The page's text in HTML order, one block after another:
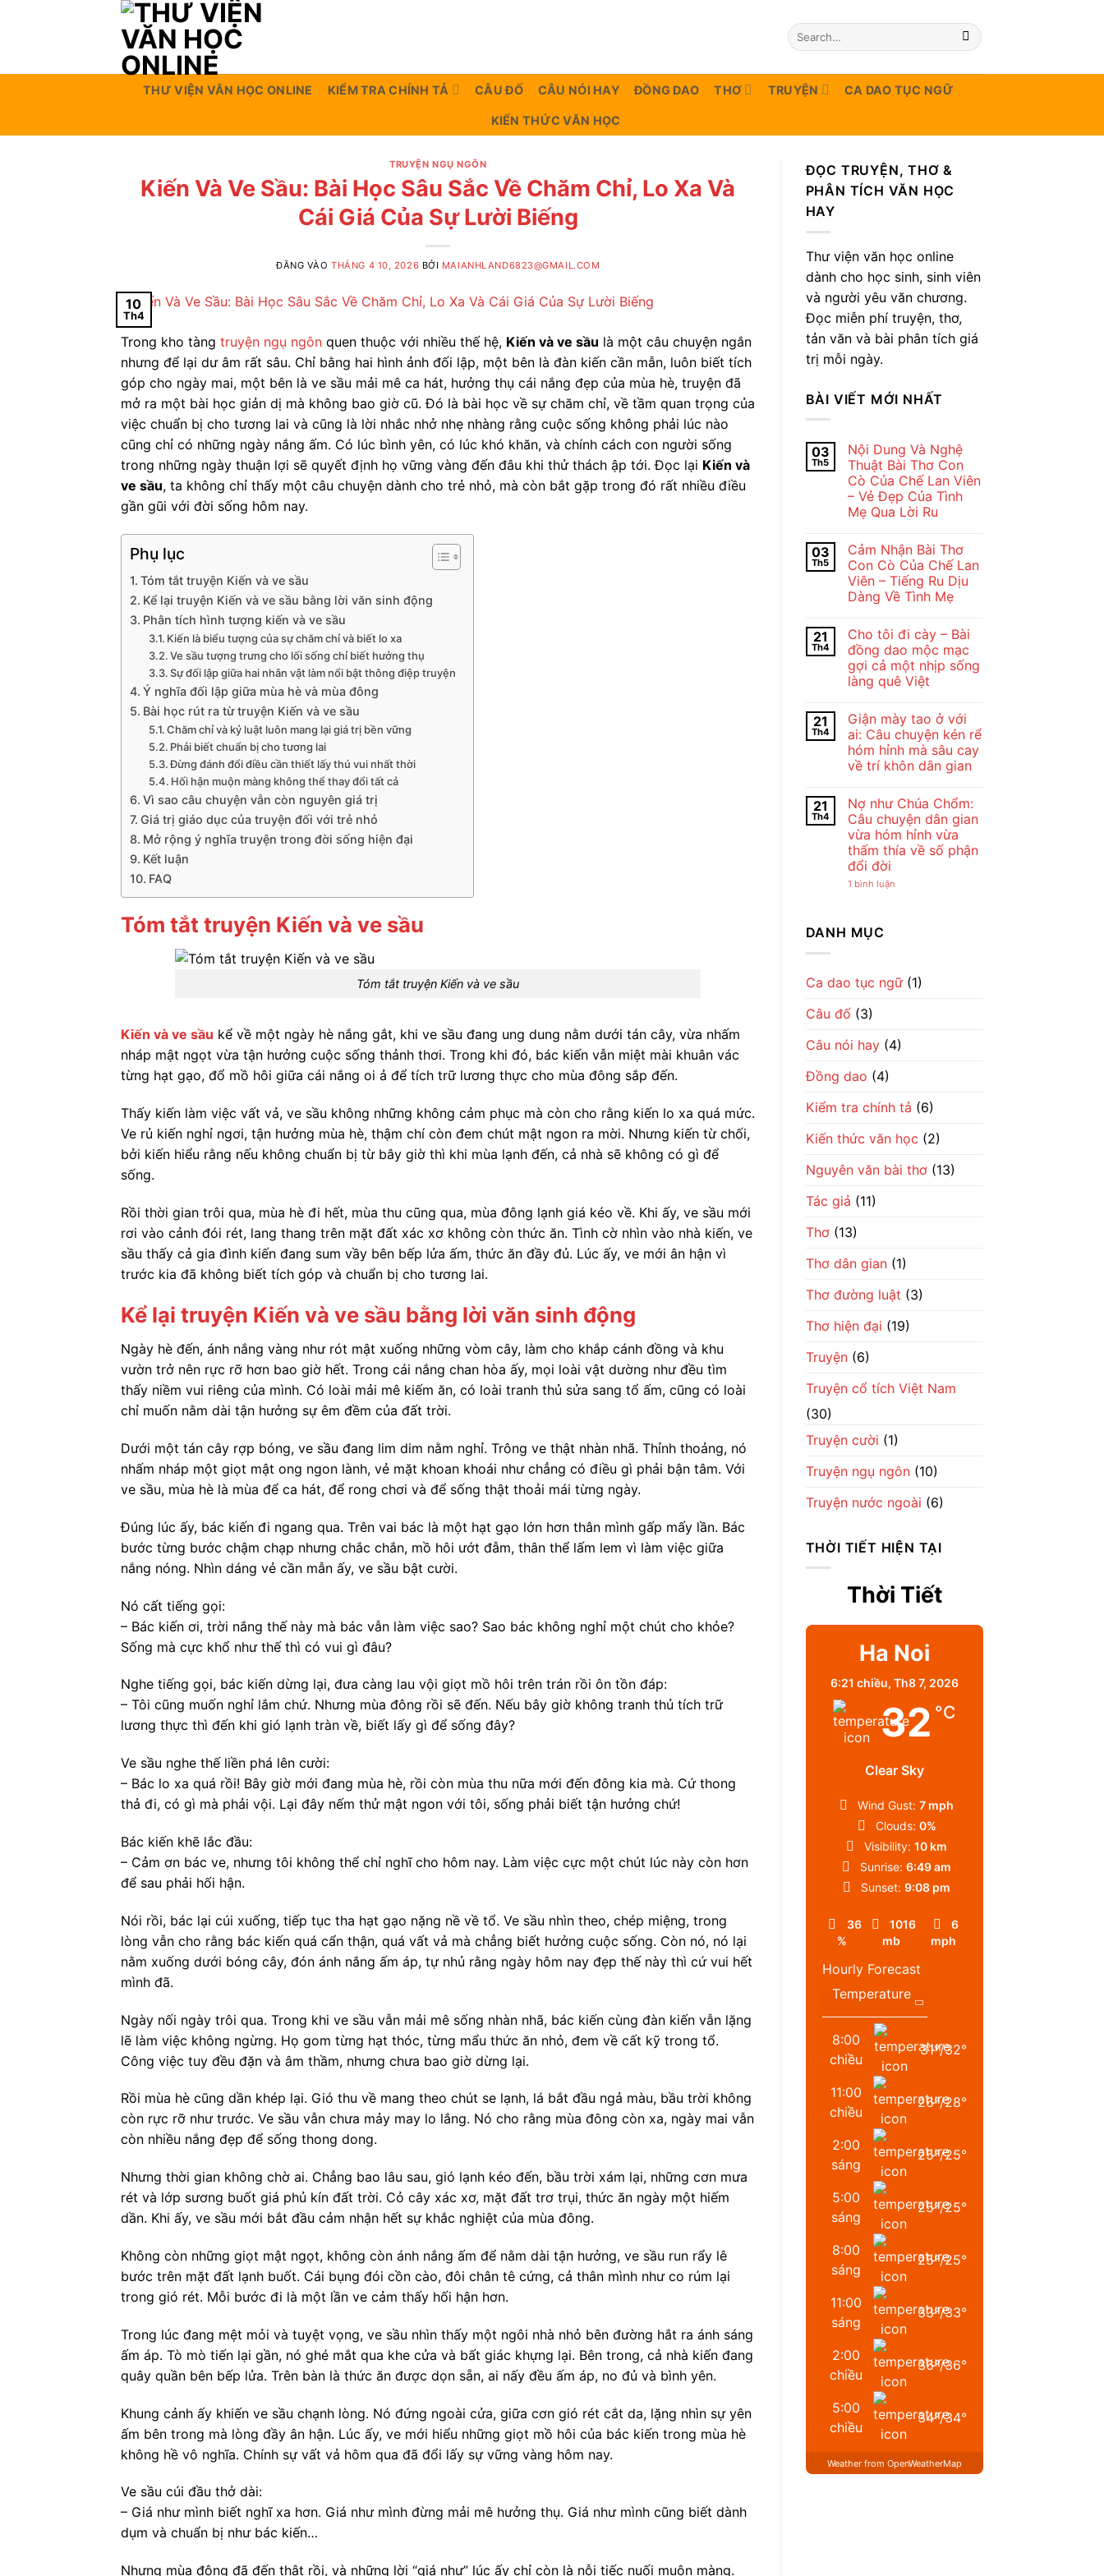
dung
THƯ VIỆN VĂN HỌC ONLINE KIỂM TRA CHÍNH TẢ CÂU ĐỐ CÂU NÓI HAY ĐỒNG DAO THƠ TRUYỆN CA DAO TỤC NGỮ
KIẾN THỨC VĂN HỌC
TRUYỆN NGỤ NGÔN
Kiến Và Ve Sầu: Bài Học Sâu Sắc Về Chăm Chỉ, Lo Xa Và
Cái Giá Của Sự Lười Biếng
ĐĂNG VÀOTHÁNG 4 10, 2026 BỞI MAIANHLAND6823@GMAIL.COM
10
Th4
Trong kho tàng truyện ngụ ngôn quen thuộc với nhiều thế hệ, Kiến và ve sầu là một câu chuyện ngắn
nhưng để lại dư âm rất sâu. Chỉ bằng hai hình ảnh đối lập, một bên là đàn kiến cần mẫn, luôn biết tích
góp cho ngày mai, một bên là ve sầu mải mê ca hát, hưởng thụ cái nắng đẹp của mùa hè, truyện đã
mở ra một bài học giản dị mà không bao giờ cũ. Đó là bài học về sự chăm chỉ, về tầm quan trọng của
việc chuẩn bị cho tương lai và cũng là lời nhắc nhở nhẹ nhàng rằng cuộc sống không phải lúc nào
cũng chỉ có những ngày nắng ấm. Có lúc bình yên, có lúc khó khăn, và chính cách con người sống
trong những ngày thuận lợi sẽ quyết định họ vững vàng đến đâu khi thử thách ập tới. Đọc lại Kiến và
ve sầu, ta không chỉ thấy một câu chuyện dành cho trẻ nhỏ, mà còn bắt gặp trong đó rất nhiều điều
gần gũi với đời sống hôm nay.
Phụ lục
Tóm tắt truyện Kiến và ve sầu
Kể lại truyện Kiến và ve sầu bằng lời văn sinh động
Phân tích hình tượng kiến và ve sầu
Kiến là biểu tượng của sự chăm chỉ và biết lo xa
Ve sầu tượng trưng cho lối sống chỉ biết hưởng thụ
Sự đối lập giữa hai nhân vật làm nổi bật thông điệp truyện
Ý nghĩa đối lập giữa mùa hè và mùa đông
Bài học rút ra từ truyện Kiến và ve sầu
Chăm chỉ và kỷ luật luôn mang lại giá trị bền vững
Phải biết chuẩn bị cho tương lai
Đừng đánh đổi điều cần thiết lấy thú vui nhất thời
Hối hận muộn màng không thể thay đổi tất cả
Vì sao câu chuyện vẫn còn nguyên giá trị
Giá trị giáo dục của truyện đối với trẻ nhỏ
Mở rộng ý nghĩa truyện trong đời sống hiện đại
Kết luận
FAQ
Tóm tắt truyện Kiến và ve sầu
Tóm tắt truyện Kiến và ve sầu
Kiến và ve sầu kể về một ngày hè nắng gắt, khi ve sầu đang ung dung nằm dưới tán cây, vừa nhấm
nháp mật ngọt vừa tận hưởng cuộc sống thảnh thơi. Trong khi đó, bác kiến vẫn miệt mài khuân vác
từng hạt gạo, đổ mồ hôi giữa cái nắng oi ả để tích trữ lương thực cho mùa đông sắp đến.
Thấy kiến làm việc vất vả, ve sầu không những không cảm phục mà còn cho rằng kiến lo xa quá mức.
Ve rủ kiến nghỉ ngơi, tận hưởng mùa hè, thậm chí còn đem chút mật ngon ra mời. Nhưng kiến từ chối,
bởi kiến hiểu rằng nếu không chuẩn bị từ bây giờ thì khi mùa lạnh đến, cả nhà sẽ không có gì để
sống.
Rồi thời gian trôi qua, mùa hè đi hết, mùa thu cũng qua, mùa đông lạnh giá kéo về. Khi ấy, ve sầu mới
rơi vào cảnh đói rét, lang thang trên mặt đất xác xơ không còn thức ăn. Tình cờ nhìn vào nhà kiến, ve
sầu thấy cả gia đình kiến đang sum vầy bên bếp lửa ấm, thức ăn đầy đủ. Lúc ấy, ve mới ân hận vì
trước kia đã không biết tích góp và chuẩn bị cho tương lai.
Kể lại truyện Kiến và ve sầu bằng lời văn sinh động
Ngày hè đến, ánh nắng vàng như rót mật xuống những vòm cây, làm cho khắp cánh đồng và khu
vườn trở nên rực rỡ hơn bao giờ hết. Trong cái nắng chan hòa ấy, mọi loài vật dường như đều tìm
thấy niềm vui riêng của mình. Có loài mải mê kiếm ăn, có loài tranh thủ sửa sang tổ ấm, cũng có loài
chỉ muốn nằm dài tận hưởng sự êm đềm của đất trời.
Dưới một tán cây rợp bóng, ve sầu đang lim dim nằm nghỉ. Trông ve thật nhàn nhã. Thỉnh thoảng, nó
nhấm nháp một giọt mật ong ngon lành, vẻ mặt khoan khoái như chẳng có điều gì phải bận tâm. Với
ve sầu, mùa hè là mùa để ca hát, để rong chơi và để sống thật thoải mái từng ngày.
Đúng lúc ấy, bác kiến đi ngang qua. Trên vai bác là một hạt gạo lớn hơn thân mình gấp mấy lần. Bác
bước từng bước chậm chạp nhưng chắc chắn, mồ hôi ướt đẫm, thân thể lấm lem vì làm việc giữa
nắng nóng. Nhìn dáng vẻ cần mẫn ấy, ve sầu bật cười.
Nó cất tiếng gọi:
– Bác kiến ơi, trời nắng thế này mà bác vẫn làm việc sao? Sao bác không nghỉ một chút cho khỏe?
Sống mà cực khổ như thế thì có vui gì đâu?
Nghe tiếng gọi, bác kiến dừng lại, đưa càng lau vội giọt mồ hôi trên trán rồi ôn tồn đáp:
– Tôi cũng muốn nghỉ lắm chứ. Nhưng mùa đông rồi sẽ đến. Nếu bây giờ không tranh thủ tích trữ
lương thực thì đến khi gió lạnh tràn về, biết lấy gì để sống đây?
Ve sầu nghe thế liền phá lên cười:
– Bác lo xa quá rồi! Bây giờ mới đang mùa hè, rồi còn mùa thu nữa mới đến đông kia mà. Cứ thong
thả đi, có gì mà phải vội. Lại đây nếm thử mật ngon với tôi, sống phải biết tận hưởng chứ!
Bác kiến khẽ lắc đầu:
– Cảm ơn bác ve, nhưng tôi không thể chỉ nghĩ cho hôm nay. Làm việc cực một chút lúc này còn hơn
để sau phải hối hận.
Nói rồi, bác lại cúi xuống, tiếp tục tha hạt gạo nặng nề về tổ. Ve sầu nhìn theo, chép miệng, trong
lòng vẫn cho rằng bác kiến quá cẩn thận, quá vất vả mà chẳng biết hưởng cuộc sống. Còn nó, nó lại
nằm xuống dưới bóng cây, đón ánh nắng ấm áp, tự nhủ rằng ngày hôm nay đẹp thế này thì cứ vui hết
mình đã.
Ngày nối ngày trôi qua. Trong khi ve sầu vẫn mải mê sống nhàn nhã, bác kiến cùng đàn kiến vẫn lặng
lẽ làm việc không ngừng. Họ gom từng hạt thóc, từng mẩu thức ăn nhỏ, đem về cất kỹ trong tổ.
Công việc tuy đều đặn và âm thầm, nhưng chưa bao giờ dừng lại.
Rồi mùa hè cũng dần khép lại. Gió thu về mang theo chút se lạnh, lá bắt đầu ngả màu, bầu trời không
còn rực rỡ như trước. Ve sầu vẫn chưa mảy may lo lắng. Nó cho rằng mùa đông còn xa, ngày mai vẫn
còn nhiều nắng đẹp để sống thong dong.
Nhưng thời gian không chờ ai. Chẳng bao lâu sau, gió lạnh kéo đến, bầu trời xám lại, những cơn mưa
rét và lớp sương buốt giá phủ kín đất trời. Cỏ cây xác xơ, mặt đất trơ trụi, thức ăn ngày một hiếm
dần. Khi ấy, ve sầu mới bắt đầu cảm nhận hết sự khắc nghiệt của mùa đông.
Không còn những giọt mật ngọt, không còn ánh nắng ấm để nằm dài tận hưởng, ve sầu run rẩy lê
bước trên mặt đất lạnh buốt. Cái bụng đói cồn cào, đôi chân tê cứng, cả thân mình như co rúm lại
trong gió rét. Mỗi bước đi là một lần ve cảm thấy hối hận hơn.
Trong lúc đang mệt mỏi và tuyệt vọng, ve sầu nhìn thấy một ngôi nhà nhỏ bên đường hắt ra ánh sáng
ấm áp. Tò mò tiến lại gần, nó ghé mắt qua khe cửa và bất giác khựng lại. Bên trong, cả nhà kiến đang
quây quần bên bếp lửa. Trên bàn là thức ăn được dọn sẵn, ai nấy đều ấm áp, no đủ và bình yên.
Khung cảnh ấy khiến ve sầu chạnh lòng. Nó đứng ngoài cửa, giữa cơn gió rét cắt da, lặng nhìn sự yên
ấm bên trong mà lòng đầy ân hận. Lúc ấy, ve mới hiểu những giọt mồ hôi của bác kiến trong mùa hè
không hề vô nghĩa. Chính sự vất vả hôm qua đã đổi lấy sự vững vàng hôm nay.
Ve sầu cúi đầu thở dài:
– Giá như mình biết nghĩ xa hơn. Giá như mình đừng mải mê hưởng thụ. Giá như mình cũng biết dành
dụm và chuẩn bị như bác kiến…
Nhưng mùa đông đã đến thật rồi, và những lời “giá như” lúc ấy chỉ còn là nỗi tiếc nuối muộn màng.
ĐỌC TRUYỆN, THƠ &
PHÂN TÍCH VĂN HỌC
HAY
Thư viện văn học online
dành cho học sinh, sinh viên
và người yêu văn chương.
Đọc miễn phí truyện, thơ,
tản văn và bài phân tích giá
trị mỗi ngày.
BÀI VIẾT MỚI NHẤT
03
Th5
Nội Dung Và Nghệ
Thuật Bài Thơ Con
Cò Của Chế Lan Viên
– Vẻ Đẹp Của Tình
Mẹ Qua Lời Ru
bình
luận
ở
Nội
Dung
Và
Bài
Thơ
Con
Cò
Của
Chế
–
Vẻ
Đẹp
Của
Tình
Mẹ
Ru
03
Th5
Cảm Nhận Bài Thơ
Con Cò Của Chế Lan
Viên – Tiếng Ru Dịu
Dàng Về Tình Mẹ
bình
luận
ở
Cảm
Nhận
Bài
Cò
Của
Chế
Lan
Viên
–
Dịu
Dàng
Về
Tình
Mẹ
21
Th4
Cho tôi đi cày – Bài
đồng dao mộc mạc
gợi cả một nhịp sống
làng quê Việt
bình
luận
ở
Cho
tôi
đi
Bài
đồng
dao
mộc
mạc
gợi
cả
một
nhịp
Việt
21
Th4
Giận mày tao ở với
ai: Câu chuyện kén rể
hóm hỉnh mà sâu cay
về trí khôn dân gian
bình
luận
ở
Giận
mày
tao
ở
với
ai:
rể
cay
trí
khôn
gian
21
Th4
Nợ như Chúa Chổm:
Câu chuyện dân gian
vừa hóm hỉnh vừa
thấm thía về số phận
đổi đời
1 bình luậnở
vừa
hóm
về
số
DANH MỤC
Ca dao tục ngữ(1)
Câu đố(3)
Câu nói hay(4)
Đồng dao (4)
Kiểm tra chính tả (6)
Kiến thức văn học (2)
Nguyên văn bài thơ(13)
Tác giả (11)
Thơ(13)
Thơ dân gian(1)
Thơ đường luật (3)
Thơ hiện đại (19)
Truyện(6)
Truyện cổ tích Việt Nam
(30)
Truyện cười (1)
Truyện ngụ ngôn(10)
Truyện nước ngoài (6)
THỜI TIẾT HIỆN TẠI
Thời Tiết
Ha Noi
6:21 chiều, Th8 7, 2026
32 °C
Clear Sky
36
%
1016
mb
6
mph
Wind Gust: 7 mph
Clouds: 0%
Visibility: 10 km
Sunrise: 6:49 am
Sunset: 9:08 pm
Hourly Forecast
8:00
chiều
31°/32°
11:00
chiều
26°/28°
2:00
sáng
25°/25°
5:00
sáng
25°/25°
8:00
sáng
25°/25°
11:00
sáng
33°/33°
2:00
chiều
36°/36°
5:00
chiều
34°/34°
Weather from OpenWeatherMap